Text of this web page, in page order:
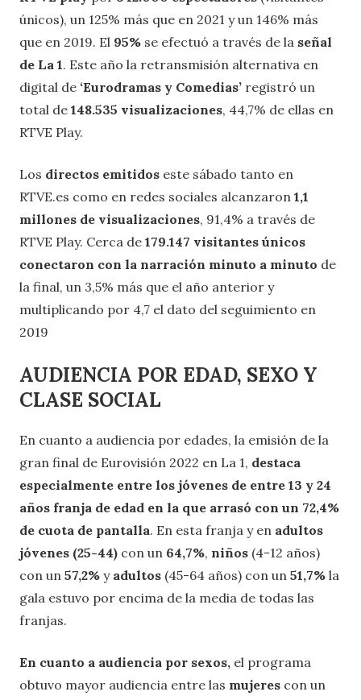
únicos), un 125% más que en 2021 y un 146% más
que en 2019. El 95% se efectuó a través de la señal
de La 1. Este año la retransmisión alternativa en
digital de ‘Eurodramas y Comedias’ registró un
total de 148.535 visualizaciones, 44,7% de ellas en
RTVE Play.
Los directos emitidos este sábado tanto en
RTVE.es como en redes sociales alcanzaron 1,1
millones de visualizaciones, 91,4% a través de
RTVE Play. Cerca de 179.147 visitantes únicos
conectaron con la narración minuto a minuto de
la final, un 3,5% más que el año anterior y
multiplicando por 4,7 el dato del seguimiento en
2019
AUDIENCIA POR EDAD, SEXO Y
CLASE SOCIAL
En cuanto a audiencia por edades, la emisión de la
gran final de Eurovisión 2022 en La 1, destaca
especialmente entre los jóvenes de entre 13 y 24
años franja de edad en la que arrasó con un 72,4%
de cuota de pantalla. En esta franja y en adultos
jóvenes (25-44) con un 64,7%, niños (4-12 años)
con un 57,2% y adultos (45-64 años) con un 51,7% la
gala estuvo por encima de la media de todas las
franjas.
En cuanto a audiencia por sexos, el programa
obtuvo mayor audiencia entre las mujeres con un